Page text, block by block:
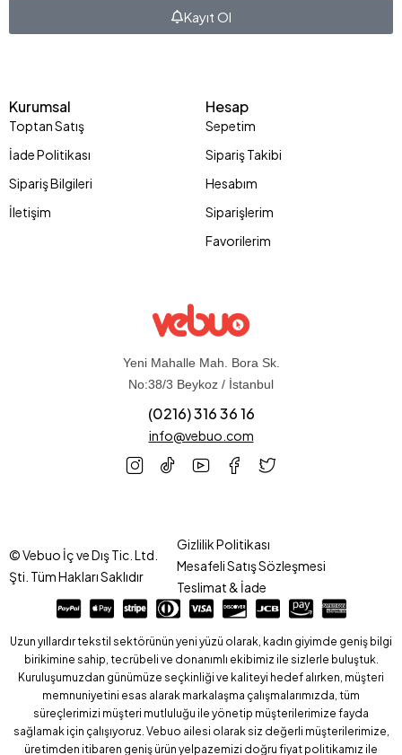
Yeni Mahalle Mah. Bora Sk.
No:38/3 Beykoz / İstanbul
(0216) 316 36 16
info@vebuo.com
Kurumsal
Toptan Satış
İade Politikası
Sipariş Bilgileri
İletişim
Hesap
Sepetim
Sipariş Takibi
Hesabım
Siparişlerim
Favorilerim
Kayıt Ol
© Vebuo İç ve Dış Tic. Ltd.
Şti. Tüm Hakları Saklıdır
Gizlilik Politikası
Mesafeli Satış Sözleşmesi
Teslimat & İade
Uzun yıllardır tekstil sektörünün yeni yüzü olarak, kadın giyimde geniş bilgi
birikimine sahip, tecrübeli ve donanımlı ekibimiz ile sizlerle buluştuk.
Kuruluşumuzdan günümüze seçkinliği ve kaliteyi hedef alırken, müşteri
memnuniyetini esas alarak markalaşma çalışmalarımızda, tüm
süreçlerimizi müşteri mutluluğu ile yönetip müşterilerimize fayda
sağlamak için çalışıyoruz. Vebuo ailesi olarak siz değerli müşterilerimize,
üretimden itibaren geniş ürün yelpazemizi doğru fiyat politikamız ile